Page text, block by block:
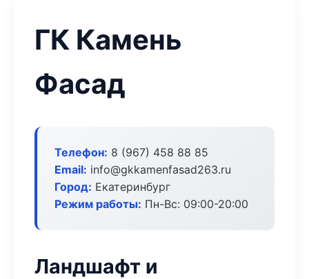
ГК Камень
Фасад
Телефон: 8 (967) 458 88 85
Email: info@gkkamenfasad263.ru
Город: Екатеринбург
Режим работы: Пн-Вс: 09:00-20:00
Ландшафт и